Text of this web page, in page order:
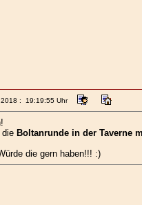
: 19:19:55 Uhr
die Boltanrunde in der Taverne
die gern haben!!! :)